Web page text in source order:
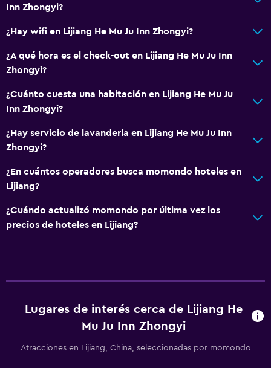
Inn Zhongyi?
¿Hay wifi en Lijiang He Mu Ju Inn Zhongyi?
¿A qué hora es el check-out en Lijiang He Mu Ju Inn
Zhongyi?
¿Cuánto cuesta una habitación en Lijiang He Mu Ju
Inn Zhongyi?
¿Hay servicio de lavandería en Lijiang He Mu Ju Inn
Zhongyi?
¿En cuántos operadores busca momondo hoteles en
Lijiang?
¿Cuándo actualizó momondo por última vez los
precios de hoteles en Lijiang?
Lugares de interés cerca de Lijiang He
Mu Ju Inn Zhongyi
Atracciones en Lijiang, China, seleccionadas por momondo